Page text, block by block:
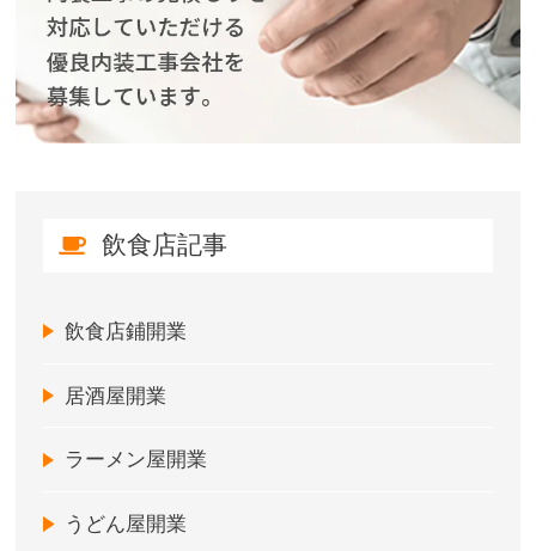
飲食店記事
飲食店鋪開業
居酒屋開業
ラーメン屋開業
うどん屋開業